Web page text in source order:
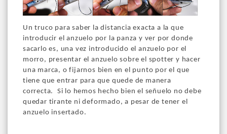
Un truco para saber la distancia exacta a la que
introducir el anzuelo por la panza y ver por donde
sacarlo es, una vez introducido el anzuelo por el
morro, presentar el anzuelo sobre el spotter y hacer
una marca, o fijarnos bien en el punto por el que
tiene que entrar para que quede de manera
correcta. Si lo hemos hecho bien el señuelo no debe
quedar tirante ni deformado, a pesar de tener el
anzuelo insertado.